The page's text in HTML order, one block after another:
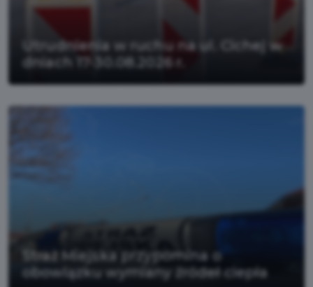
Utrudnienia w ruchu na ul. Cichej w
dniach 17-30.08.2026 r.
Straż Miejska przypomina o
obowiązku wymiany źródeł ciepła